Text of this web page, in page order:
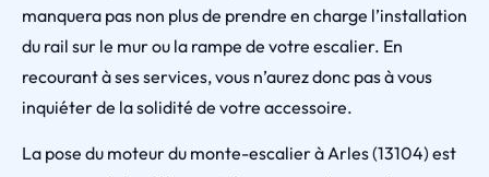
manquera pas non plus de prendre en charge l’installation
du rail sur le mur ou la rampe de votre escalier. En
recourant à ses services, vous n’aurez donc pas à vous
inquiéter de la solidité de votre accessoire.
La pose du moteur du monte-escalier à Arles (13104) est